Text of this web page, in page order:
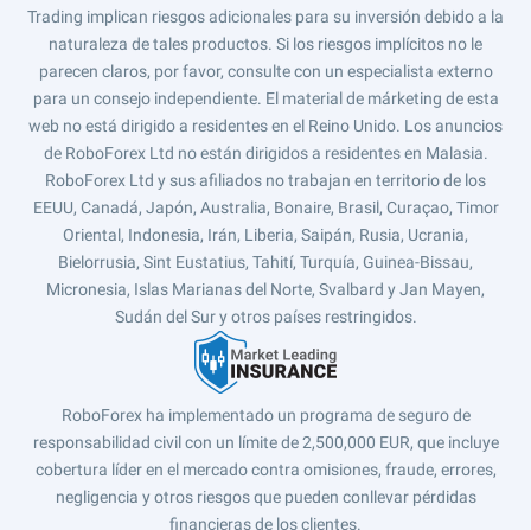
Trading implican riesgos adicionales para su inversión debido a la
naturaleza de tales productos. Si los riesgos implícitos no le
parecen claros, por favor, consulte con un especialista externo
para un consejo independiente. El material de márketing de esta
web no está dirigido a residentes en el Reino Unido. Los anuncios
de RoboForex Ltd no están dirigidos a residentes en Malasia.
RoboForex Ltd y sus afiliados no trabajan en territorio de los
EEUU, Canadá, Japón, Australia, Bonaire, Brasil, Curaçao, Timor
Oriental, Indonesia, Irán, Liberia, Saipán, Rusia, Ucrania,
Bielorrusia, Sint Eustatius, Tahití, Turquía, Guinea-Bissau,
Micronesia, Islas Marianas del Norte, Svalbard y Jan Mayen,
Sudán del Sur y otros países restringidos.
RoboForex ha implementado un programa de seguro de
responsabilidad civil con un límite de 2,500,000 EUR, que incluye
cobertura líder en el mercado contra omisiones, fraude, errores,
negligencia y otros riesgos que pueden conllevar pérdidas
financieras de los clientes.